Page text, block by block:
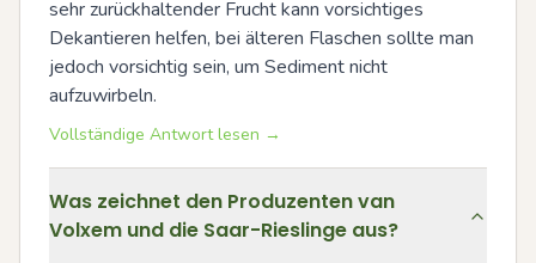
sehr zurückhaltender Frucht kann vorsichtiges
Dekantieren helfen, bei älteren Flaschen sollte man
jedoch vorsichtig sein, um Sediment nicht
aufzuwirbeln.
Vollständige Antwort lesen →
Was zeichnet den Produzenten van
Volxem und die Saar-Rieslinge aus?